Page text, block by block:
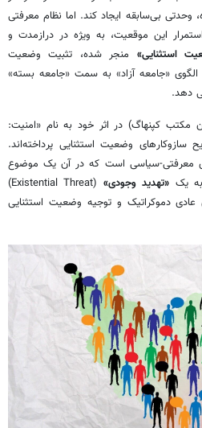
وحدتی بی‌سابقه ایجاد کند. اما نظام معرفتی
این موقعیت، به ویژه در درازمدت و
استثنایی» منجر شده، تثبیت وضعیت
الگوی «جامعه آزاد» به سمت «جامعه بسته»
دهد.
مکتب کپنهاگ) در اثر خود به نام «امنیت:
سازوکارهای وضعیت استثنایی پرداخته‌اند.
معرفتی-سیاسی است که در آن یک موضوع
یک «تهدید وجودی»
(Existential Threat)
عادی دموکراتیک و توجیه وضعیت استثنایی